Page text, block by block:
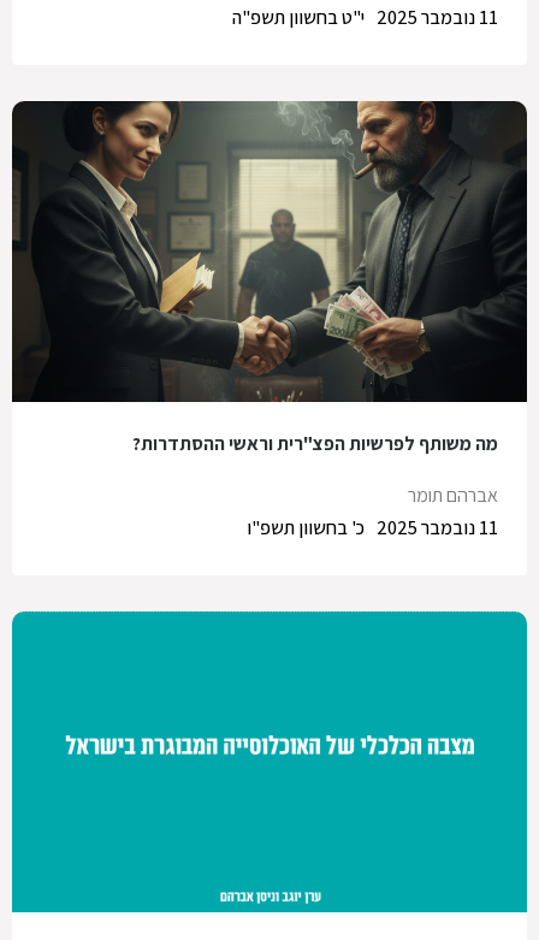
י"ט בחשוון תשפ"ה
11 נובמבר 2025
מה משותף לפרשיות הפצ"רית וראשי ההסתדרות?
אברהם תומר
כ' בחשוון תשפ"ו
11 נובמבר 2025